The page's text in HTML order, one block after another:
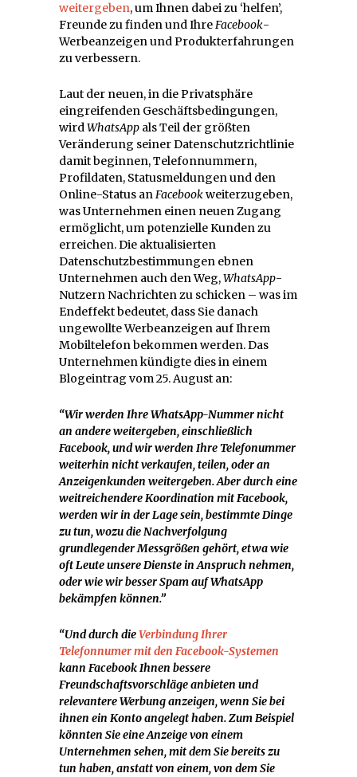
weitergeben, um Ihnen dabei zu ‘helfen’,
Freunde zu finden und IhreFacebook-
Werbeanzeigen und Produkterfahrungen
zu verbessern.
Laut der neuen, in die Privatsphäre
eingreifenden Geschäftsbedingungen,
wirdWhatsApp als Teil der größten
Veränderung seiner Datenschutzrichtlinie
damit beginnen, Telefonnummern,
Profildaten, Statusmeldungen und den
Online-Status anFacebookweiterzugeben,
was Unternehmen einen neuen Zugang
ermöglicht, um potenzielle Kunden zu
erreichen. Die aktualisierten
Datenschutzbestimmungen ebnen
Unternehmen auch den Weg,WhatsApp-
Nutzern Nachrichten zu schicken – was im
Endeffekt bedeutet, dass Sie danach
ungewollte Werbeanzeigen auf Ihrem
Mobiltelefon bekommen werden. Das
Unternehmen kündigte dies in einem
Blogeintrag vom 25. August an:
“Wir werden Ihre WhatsApp-Nummer nicht
an andere weitergeben, einschließlich
Facebook, und wir werden Ihre Telefonummer
weiterhin nicht verkaufen, teilen, oder an
Anzeigenkunden weitergeben. Aber durch eine
weitreichendere Koordination mit Facebook,
werden wir in der Lage sein, bestimmte Dinge
zu tun, wozu die Nachverfolgung
grundlegender Messgrößen gehört, etwa wie
oft Leute unsere Dienste in Anspruch nehmen,
oder wie wir besser Spam auf WhatsApp
bekämpfen können.”
“Und durch dieVerbindung Ihrer
Telefonnumer mit den Facebook-Systemen
kann Facebook Ihnen bessere
Freundschaftsvorschläge anbieten und
relevantere Werbung anzeigen, wenn Sie bei
ihnen ein Konto angelegt haben. Zum Beispiel
könnten Sie eine Anzeige von einem
Unternehmen sehen, mit dem Sie bereits zu
tun haben, anstatt von einem, von dem Sie